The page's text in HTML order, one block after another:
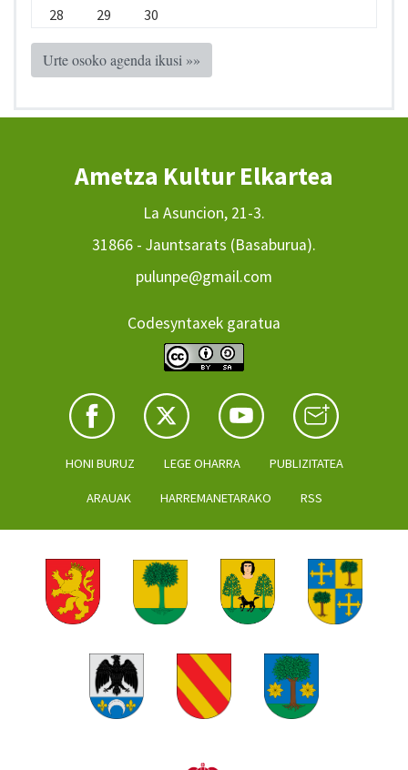
28
29 30
Urte osoko agenda ikusi »»
Ametza Kultur Elkartea
La Asuncion, 21-3.
31866 - Jauntsarats (Basaburua).
pulunpe@gmail.com
Codesyntaxek garatua
HONI BURUZ LEGE OHARRA PUBLIZITATEA
ARAUAK HARREMANETARAKO RSS